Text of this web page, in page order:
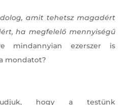
amit tehetsz magadért
ha megfelelő mennyiségű
mindannyian ezerszer is
mondatot?
tudjuk, hogy a testünk